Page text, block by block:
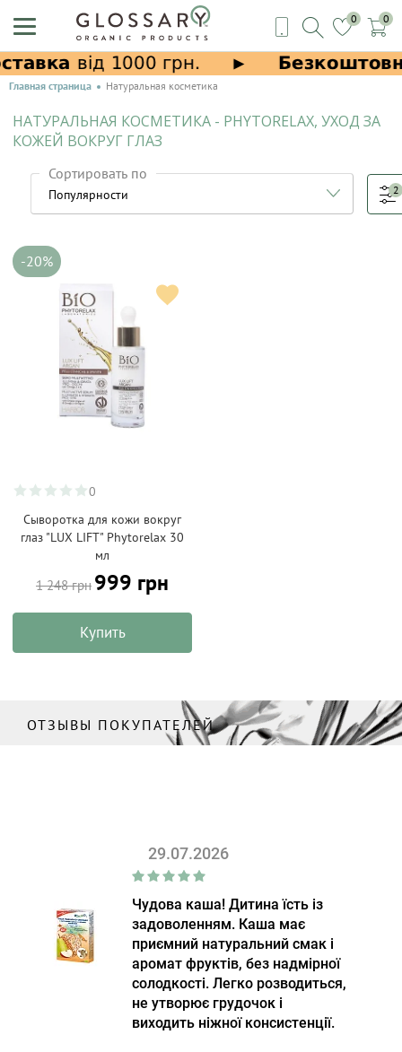
0 0
Главная страница Натуральная косметика
НАТУРАЛЬНАЯ КОСМЕТИКА - PHYTORELAX, УХОД ЗА
КОЖЕЙ ВОКРУГ ГЛАЗ
Сортировать по
2
-20%
0
Сыворотка для кожи вокруг
глаз "LUX LIFT" Phytorelax 30
мл
1 248 грн 999 грн
Купить
ОТЗЫВЫ ПОКУПАТЕЛЕЙ
29.07.2026
Чудова каша! Дитина їсть із
задоволенням. Каша має
приємний натуральний смак і
аромат фруктів, без надмірної
солодкості. Легко розводиться,
не утворює грудочок і
виходить ніжної консистенції.